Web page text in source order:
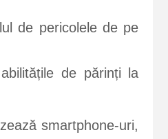
de pericolele de pe
de părinți la
smartphone-uri,